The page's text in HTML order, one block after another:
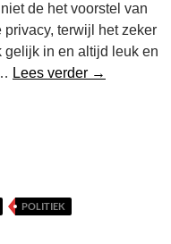
de het voorstel van
terwijl het zeker
gelijk in en altijd leuk en
Lees verder Buma/Stemra
→
POLITIEK